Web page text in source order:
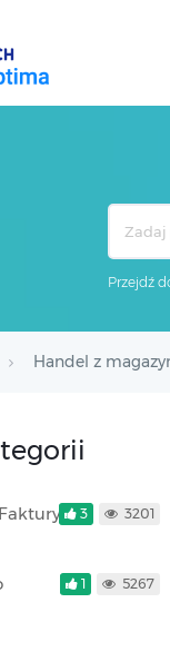
Przejdź
Handel z
3 3201
1 5267